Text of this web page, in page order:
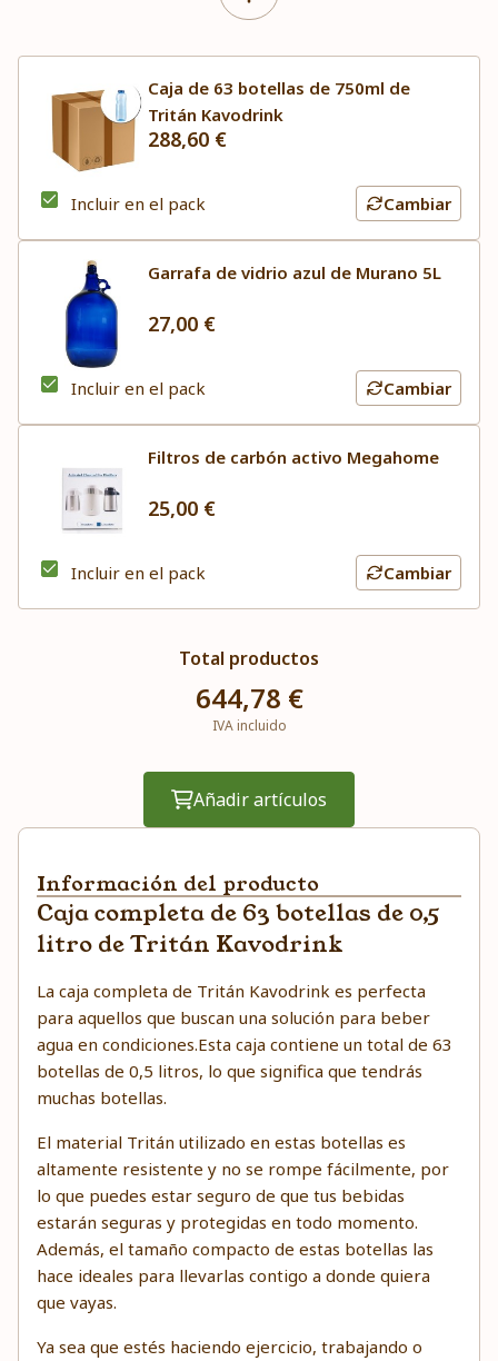
Caja de 63 botellas de 750ml de
Tritán Kavodrink
288,60 €
Incluir en el pack Cambiar
Garrafa de vidrio azul de Murano 5L
27,00 €
Incluir en el pack Cambiar
Filtros de carbón activo Megahome
25,00 €
Incluir en el pack Cambiar
Total productos
644,78 €
IVA incluido
Añadir artículos
Información del producto
Caja completa de 63 botellas de 0,5
litro de Tritán Kavodrink
La caja completa de Tritán Kavodrink es perfecta
para aquellos que buscan una solución para beber
agua en condiciones.Esta caja contiene un total de 63
botellas de 0,5 litros, lo que significa que tendrás
muchas botellas.
El material Tritán utilizado en estas botellas es
altamente resistente y no se rompe fácilmente, por
lo que puedes estar seguro de que tus bebidas
estarán seguras y protegidas en todo momento.
Además, el tamaño compacto de estas botellas las
hace ideales para llevarlas contigo a donde quiera
que vayas.
Ya sea que estés haciendo ejercicio, trabajando o